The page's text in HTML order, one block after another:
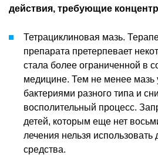
действия, требующие
Тетрациклиновая мазь.
препарата претерпевает
стала более ограниченной в
медицине. Тем не менее мазь
бактериями разного типа и
восполительный процесс.
детей, которым еще нет
лечения нельзя использовать
средства.